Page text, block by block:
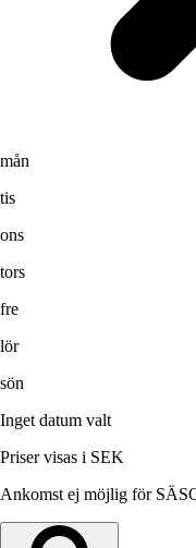
mån
tis
ons
tors
fre
lör
sön
Inget datum valt
Priser visas i SEK
Ankomst ej möjlig för